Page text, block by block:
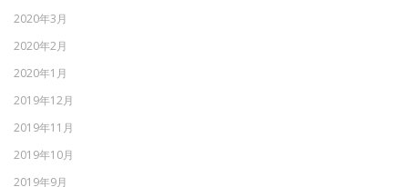
2020年3月
2020年2月
2020年1月
2019年12月
2019年11月
2019年10月
2019年9月